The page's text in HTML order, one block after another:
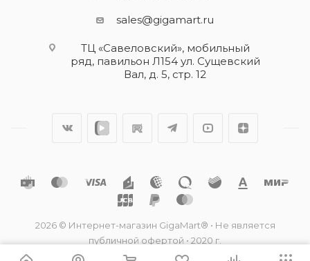
sales@gigamart.ru
ТЦ «Савеловский», мобильный
ряд, павильон Л154 ул. Сущевский
Вал, д. 5, стр. 12
2026 © Интернет-магазин GigaMart® • Не является
публичной офертой • 2020 г.